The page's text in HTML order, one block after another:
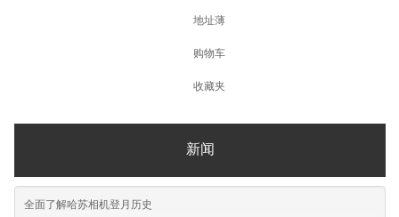
地址薄
购物车
收藏夹
新闻
全面了解哈苏相机登月历史